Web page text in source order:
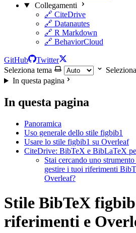
Collegamenti
🔗 CiteDrive
🔗 Datanautes
🔗 R Markdown
🔗 BehaviorCloud
GitHub
Twitter
Seleziona tema
In questa pagina
In questa pagina
Panoramica
Uso generale dello stile figbib1
Usare lo stile figbib1 su Overleaf
CiteDrive: BibTeX e BibLaTeX
Stai cercando uno
gestire i tuoi riferimenti
Overleaf?
Stile BibTeX
riferimenti e